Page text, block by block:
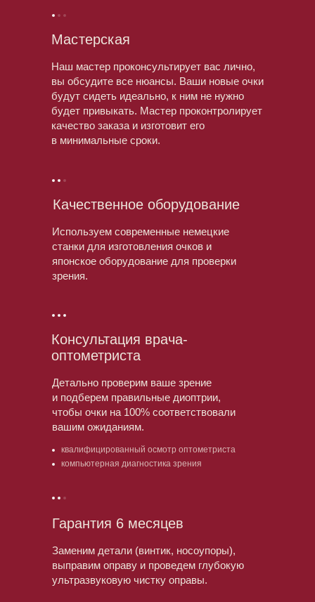
Мастерская
Наш мастер проконсультирует вас лично,
вы обсудите все нюансы. Ваши новые очки
будут сидеть идеально, к ним не нужно
будет привыкать. Мастер проконтролирует
качество заказа и изготовит его
в минимальные сроки.
Качественное оборудование
Используем современные немецкие
станки для изготовления очков и
японское оборудование для проверки
зрения.
Консультация врача-
оптометриста
Детально проверим ваше зрение
и подберем правильные диоптрии,
чтобы очки на 100% соответствовали
вашим ожиданиям.
Гарантия 6 месяцев
Заменим детали (винтик, носоупоры),
выправим оправу и проведем глубокую
ультразвуковую чистку оправы.
квалифицированный осмотр оптометриста
компьютерная диагностика зрения